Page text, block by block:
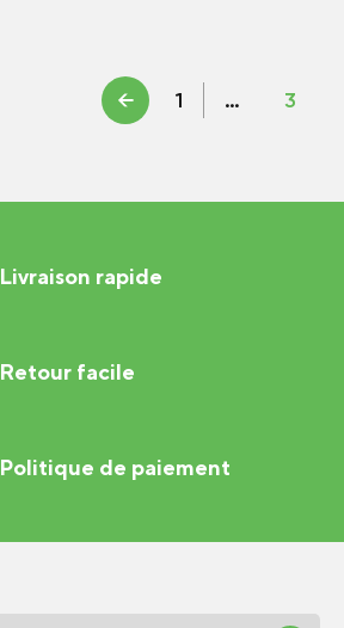
← 1 … 3
Livraison rapide
Retour facile
Politique de paiement